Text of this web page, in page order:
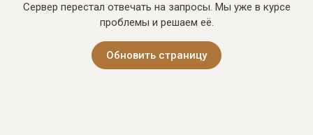
Сервер перестал отвечать на запросы. Мы уже в курсе
проблемы и решаем её.
Обновить страницу